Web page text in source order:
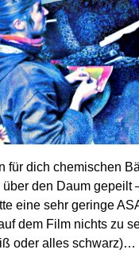
für dich chemischen
den Daum gepeilt
eine sehr geringe
dem Film nichts zu
oder alles schwarz)…